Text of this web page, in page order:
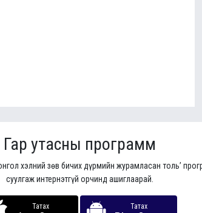
Гар утасны программ
хэлний зөв бичих дүрмийн журамласан толь’
суулгаж интернэтгүй орчинд ашиглаарай.
Татах Татах